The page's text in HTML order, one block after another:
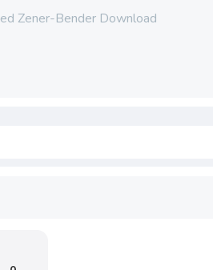
Zener-Bender Download